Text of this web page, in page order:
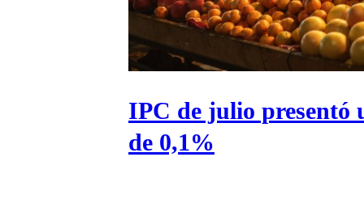
Universidad de Chile
Sustentabilidad
IPC de julio presentó
de 0,1%